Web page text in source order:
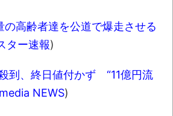
高齢者達を公道で爆走させる
ター速報)
到、終日値付かず “11億円流
NEWS)